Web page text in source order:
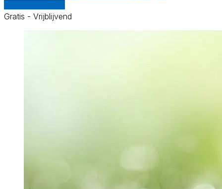
Gratis - Vrijblijvend